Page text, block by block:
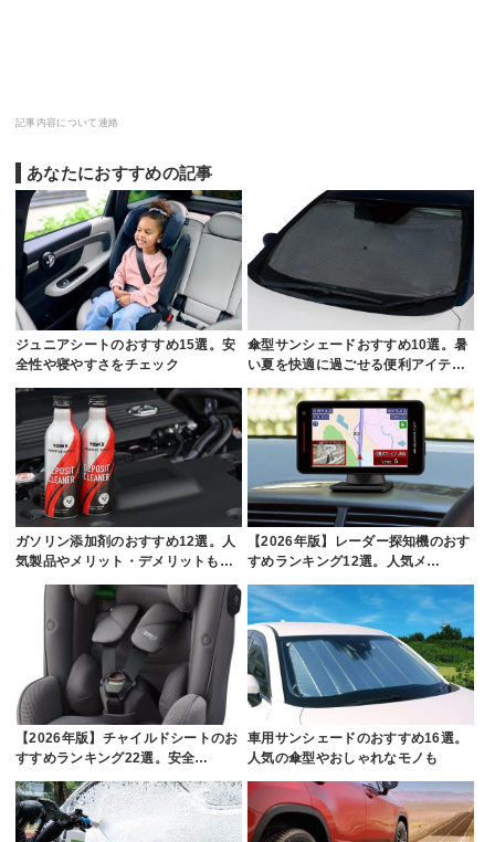
記事内容について連絡
あなたにおすすめの記事
ジュニアシートのおすすめ15選。安
全性や寝やすさをチェック
傘型サンシェードおすすめ10選。暑
い夏を快適に過ごせる便利アイテ…
ガソリン添加剤のおすすめ12選。人
気製品やメリット・デメリットも…
【2026年版】レーダー探知機のおす
すめランキング12選。人気メ…
【2026年版】チャイルドシートのお
すすめランキング22選。安全…
車用サンシェードのおすすめ16選。
人気の傘型やおしゃれなモノも